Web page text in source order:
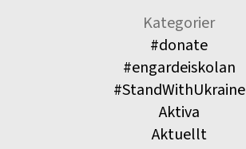
Kategorier
#donate
#engardeiskolan
#StandWithUkraine
Aktiva
Aktuellt